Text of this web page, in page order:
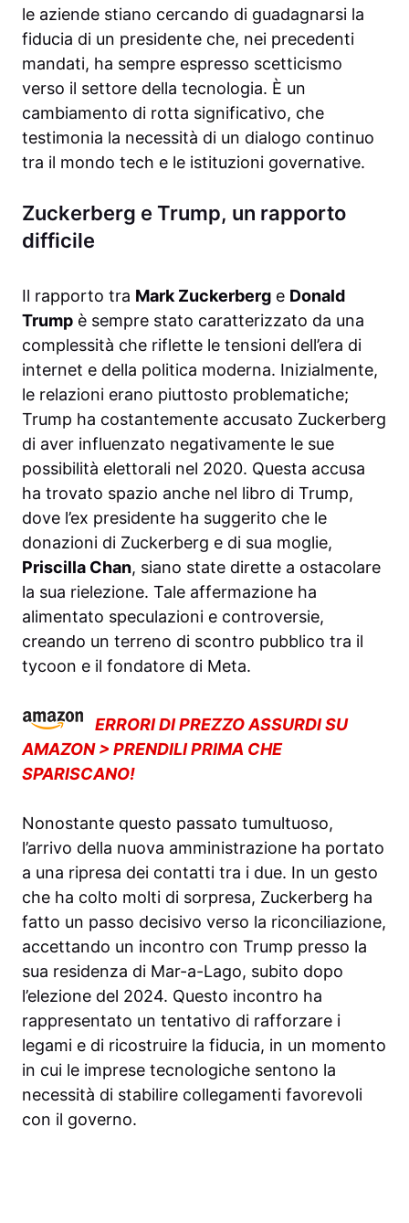
le aziende stiano cercando di guadagnarsi la
fiducia di un presidente che, nei precedenti
mandati, ha sempre espresso scetticismo
verso il settore della tecnologia. È un
cambiamento di rotta significativo, che
testimonia la necessità di un dialogo continuo
tra il mondo tech e le istituzioni governative.
Zuckerberg e Trump, un rapporto
difficile
Il rapporto tra Mark Zuckerberg e Donald
Trump è sempre stato caratterizzato da una
complessità che riflette le tensioni dell’era di
internet e della politica moderna. Inizialmente,
le relazioni erano piuttosto problematiche;
Trump ha costantemente accusato Zuckerberg
di aver influenzato negativamente le sue
possibilità elettorali nel 2020. Questa accusa
ha trovato spazio anche nel libro di Trump,
dove l’ex presidente ha suggerito che le
donazioni di Zuckerberg e di sua moglie,
Priscilla Chan, siano state dirette a ostacolare
la sua rielezione. Tale affermazione ha
alimentato speculazioni e controversie,
creando un terreno di scontro pubblico tra il
tycoon e il fondatore di Meta.
ERRORI DI PREZZO ASSURDI SU
AMAZON > PRENDILI PRIMA CHE
SPARISCANO!
Nonostante questo passato tumultuoso,
l’arrivo della nuova amministrazione ha portato
a una ripresa dei contatti tra i due. In un gesto
che ha colto molti di sorpresa, Zuckerberg ha
fatto un passo decisivo verso la riconciliazione,
accettando un incontro con Trump presso la
sua residenza di Mar-a-Lago, subito dopo
l’elezione del 2024. Questo incontro ha
rappresentato un tentativo di rafforzare i
legami e di ricostruire la fiducia, in un momento
in cui le imprese tecnologiche sentono la
necessità di stabilire collegamenti favorevoli
con il governo.